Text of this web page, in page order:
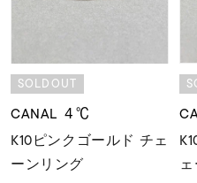
SOLDOUT
CANAL ４℃
K10ピンクゴールド チェ
ーンリング